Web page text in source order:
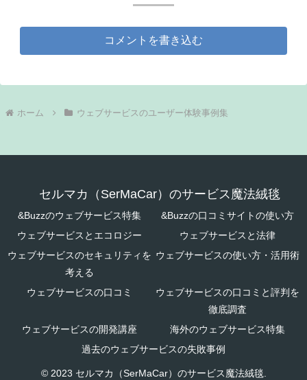
コメントを書き込む
ホーム ウェブサービスのユーザー体験事例集
セルマカ（SerMaCar）のサービス魔法絨毯
&Buzzのウェブサービス特集
&Buzzの口コミサイトの使い方
ウェブサービスとエコロジー
ウェブサービスと法律
ウェブサービスのセキュリティを
考える
ウェブサービスの使い方・活用術
ウェブサービスの口コミ
ウェブサービスの口コミと評判を
徹底調査
ウェブサービスの開発講座
海外のウェブサービス特集
過去のウェブサービスの失敗事例
© 2023 セルマカ（SerMaCar）のサービス魔法絨毯.